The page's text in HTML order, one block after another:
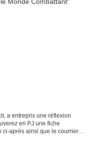
a entrepris une réflexion
en PJ une fiche
ci-après ainsi que le courrier